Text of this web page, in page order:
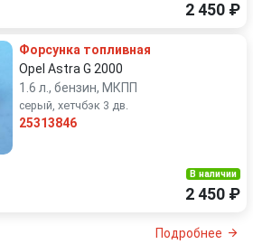
2 450 ₽
Форсунка топливная
Opel Astra G 2000
1.6 л., бензин, МКПП
серый, хетчбэк 3 дв.
25313846
В наличии
2 450 ₽
Подробнее